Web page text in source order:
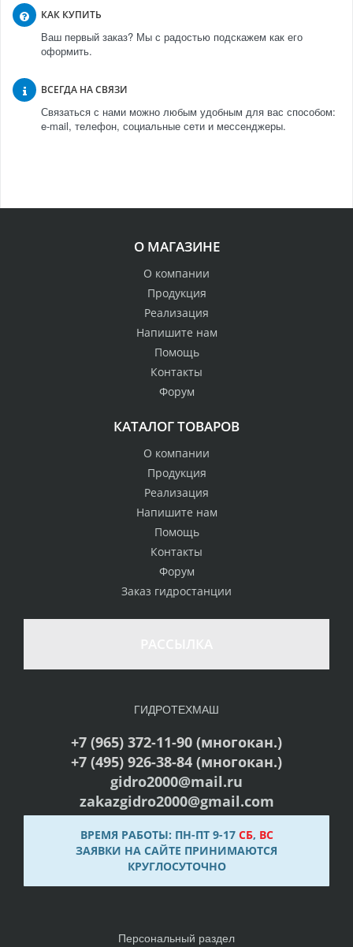
КАК КУПИТЬ
Ваш первый заказ? Мы с радостью подскажем как его
оформить.
ВСЕГДА НА СВЯЗИ
Связаться с нами можно любым удобным для вас способом:
e-mail, телефон, социальные сети и мессенджеры.
О МАГАЗИНЕ
О компании
Продукция
Реализация
Напишите нам
Помощь
Контакты
Форум
КАТАЛОГ ТОВАРОВ
О компании
Продукция
Реализация
Напишите нам
Помощь
Контакты
Форум
Заказ гидростанции
ГИДРОТЕХМАШ
+7 (965) 372-11-90 (многокан.)
+7 (495) 926-38-84 (многокан.)
gidro2000@mail.ru
zakazgidro2000@gmail.com
ВРЕМЯ РАБОТЫ: ПН-ПТ 9-17 СБ, ВС
ЗАЯВКИ НА САЙТЕ ПРИНИМАЮТСЯ
КРУГЛОСУТОЧНО
Персональный раздел